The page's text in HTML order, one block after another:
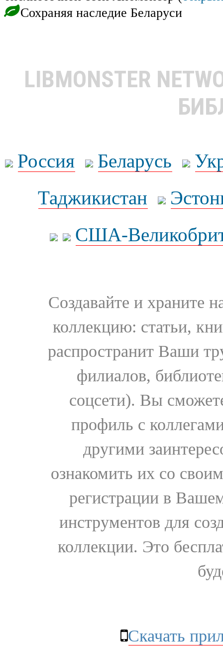
Сохраняя наследие Беларуси
LIBMONSTER
Россия Беларусь
Таджикистан
США-
Создавайте и храните
коллекцию: статьи,
распространит Ваши
филиалов,
соцсети). Вы
профиль с
другими
ознакомить их со
регистрации в
инструментов для
коллекции. Это
Скачать